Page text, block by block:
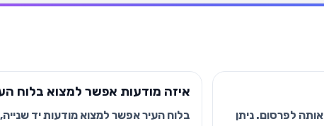
לפרסום. ניתן
איזה מודעות אפשר למצוא בלוח
בלוח העיר אפשר למצוא מודעות יד